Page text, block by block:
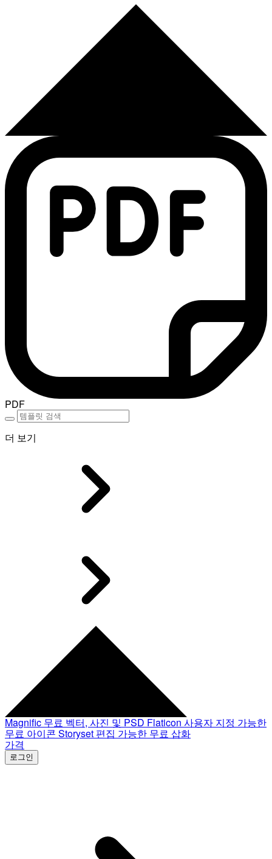
PDF
더 보기
Magnific 무료 벡터, 사진 및 PSD Flaticon 사용자 지정 가능한
무료 아이콘 Storyset 편집 가능한 무료 삽화
가격
로그인